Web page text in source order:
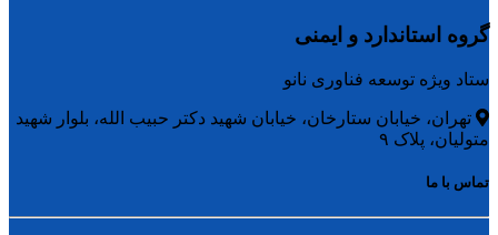
گروه استاندارد و ایمنی
ستاد ویژه توسعه فناوری نانو
تهران، خیابان ستارخان، خیابان شهید دکتر حبیب الله، بلوار شهید
متولیان، پلاک ۹
تماس با ما